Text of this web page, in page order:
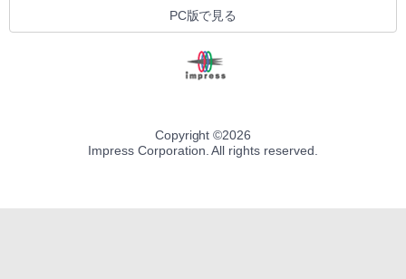
PC版で見る
Copyright ©2026
Impress Corporation. All rights reserved.